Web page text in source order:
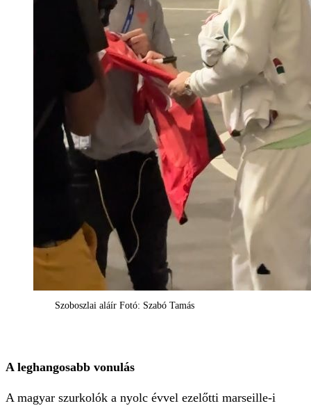
Szoboszlai aláír Fotó: Szabó Tamás
A leghangosabb vonulás
A magyar szurkolók a nyolc évvel ezelőtti marseille-i